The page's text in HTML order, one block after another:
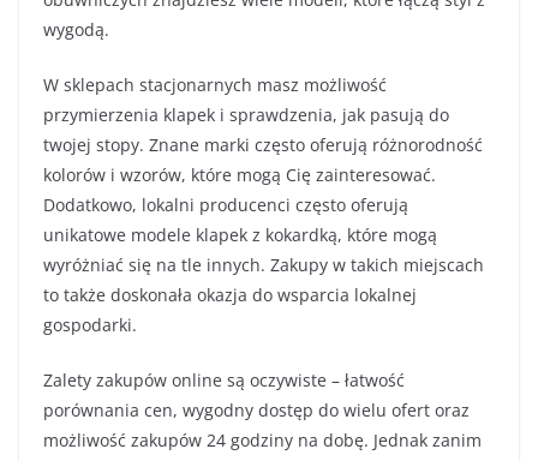
wygodą.
W sklepach stacjonarnych masz możliwość
przymierzenia klapek i sprawdzenia, jak pasują do
twojej stopy. Znane marki często oferują różnorodność
kolorów i wzorów, które mogą Cię zainteresować.
Dodatkowo, lokalni producenci często oferują
unikatowe modele klapek z kokardką, które mogą
wyróżniać się na tle innych. Zakupy w takich miejscach
to także doskonała okazja do wsparcia lokalnej
gospodarki.
Zalety zakupów online są oczywiste – łatwość
porównania cen, wygodny dostęp do wielu ofert oraz
możliwość zakupów 24 godziny na dobę. Jednak zanim